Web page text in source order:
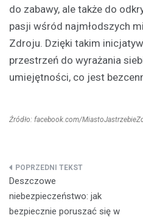
do zabawy, ale także do
pasji wśród najmłodszych
Zdroju. Dzięki takim
przestrzeń do wyrażania
umiejętności, co jest
Źródło: facebook.com/
Nawigacja
wpisu
Deszczowe
niebezpieczeństwo: jak
bezpiecznie poruszać się w